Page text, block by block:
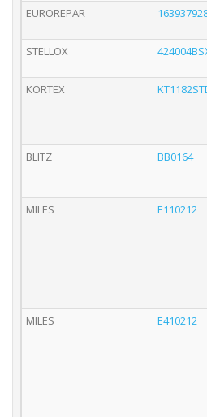
EUROREPAR
STELLOX
KORTEX
BLITZ
BB0164
MILES
E110212
MILES
E410212